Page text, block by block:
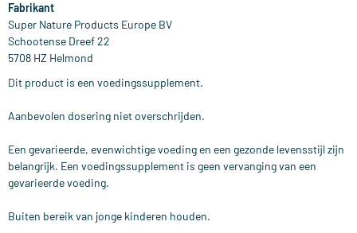
Fabrikant
Super Nature Products Europe BV
Schootense Dreef 22
5708 HZ Helmond
Dit product is een voedingssupplement.
Aanbevolen dosering niet overschrijden.
Een gevarieerde, evenwichtige voeding en een gezonde levensstijl zijn
belangrijk. Een voedingssupplement is geen vervanging van een
gevarieerde voeding.
Buiten bereik van jonge kinderen houden.